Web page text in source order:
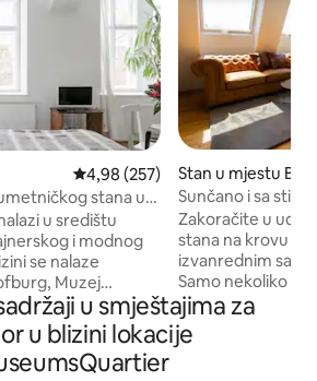
prosječna ocjena 4,98 od 5,
4,98 (257)
stana u
u središtu
i modnog
se nalaze
Muzej
muzej,
istorijskim
kafići, barovi i
Centar grada je u
Stan u mjestu Beč
Sunčano i sa
bračni krevet i
Zakoračite u
stana na krovu
izvanrednim
Samo nekoliko
Radetzkyplatza i
urbano utočište,
restorana,
u smještajima za
u blizini lokacije